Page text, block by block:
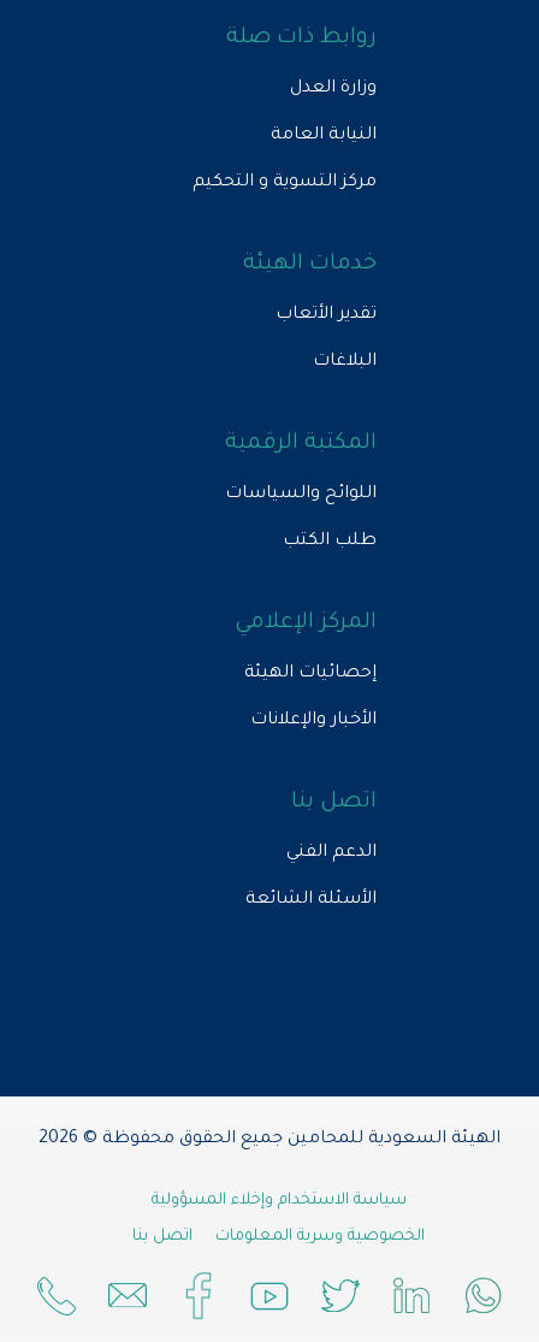
روابط ذات صلة
وزارة العدل
النيابة العامة
مركز التسوية و التحكيم
خدمات الهيئة
تقدير الأتعاب
البلاغات
المكتبة الرقمية
اللوائح والسياسات
طلب الكتب
المركز الإعلامي
إحصائيات الهيئة
الأخبار والإعلانات
اتصل بنا
الدعم الفني
الأسئلة الشائعة
الهيئة السعودية للمحامين جميع الحقوق محفوظة © 2026
سياسة الاستخدام وإخلاء المسؤولية
الخصوصية وسرية المعلومات
اتصل بنا